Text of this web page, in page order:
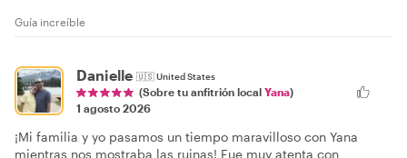
Guía increíble
Danielle 🇺🇸United States
(Sobre tu anfitrión local Yana)
1 agosto 2026
¡Mi familia y yo pasamos un tiempo maravilloso con Yana
mientras nos mostraba las ruinas! Fue muy atenta con